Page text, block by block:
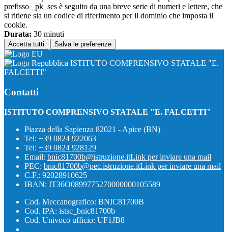
prefisso _pk_ses è seguito da una breve serie di numeri e lettere, che
si ritiene sia un codice di riferimento per il dominio che imposta il
cookie.
Durata: 30 minuti
Accetta tutti Salva le preferenze
ISTITUTO COMPRENSIVO STATALE "E.
FALCETTI"
Contatti
ISTITUTO COMPRENSIVO STATALE "E. FALCETTI"
Piazza della Sapienza 82021 - Apice (BN)
Tel: +39 0824 922063
Tel: +39 0824 928129
Email: bnic81700b@istruzione.itLink per inviare una mail
PEC: bnic81700b@pec.istruzione.itLink per inviare una mail
C.F.: 92028910625
IBAN: IT36O0899775270000000105589
Cod. Meccanografico: BNIC81700B
Cod. IPA: istsc_bnic81700b
Cod. Univoco ufficio: UF1JB8